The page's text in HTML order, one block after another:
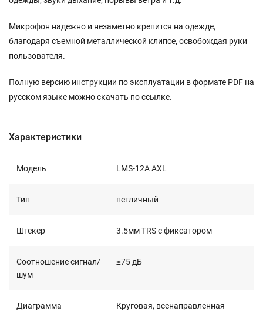
Микрофон надежно и незаметно крепится на одежде,
благодаря съемной металлической клипсе, освобождая руки
пользователя.
Полную версию инструкции по эксплуатации в формате PDF на
русском языке можно скачать по ссылке.
Характеристики
Модель LMS-12A AXL
Тип петличный
Штекер 3.5мм TRS с фиксатором
Соотношение сигнал/
шум
≥75 дБ
Диаграмма
Круговая, всенаправленная